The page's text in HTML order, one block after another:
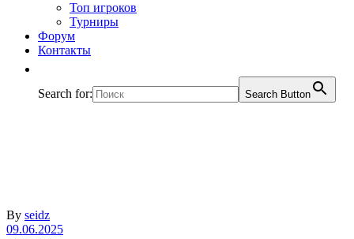
Топ игроков
Турниры
Форум
Контакты
Search for: Search Button
By seidz
09.06.2025